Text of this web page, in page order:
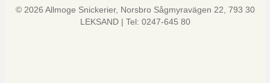
© 2026 Allmoge Snickerier, Norsbro Sågmyravägen 22, 793 30
LEKSAND | Tel: 0247-645 80